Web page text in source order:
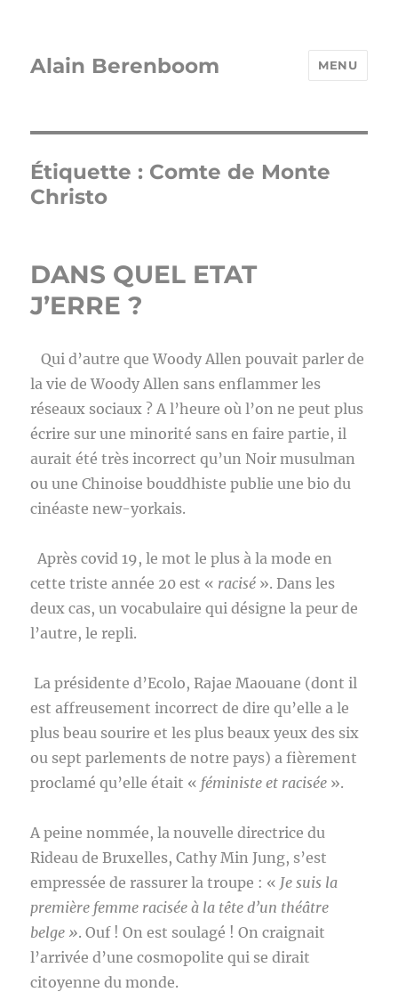
Alain Berenboom MENU
Étiquette : Comte de Monte
Christo
DANS QUEL ETAT
J’ERRE ?
Qui d’autre que Woody Allen pouvait parler de
la vie de Woody Allen sans enflammer les
réseaux sociaux ? A l’heure où l’on ne peut plus
écrire sur une minorité sans en faire partie, il
aurait été très incorrect qu’un Noir musulman
ou une Chinoise bouddhiste publie une bio du
cinéaste new-yorkais.
Après covid 19, le mot le plus à la mode en
cette triste année 20 est « racisé ». Dans les
deux cas, un vocabulaire qui désigne la peur de
l’autre, le repli.
La présidente d’Ecolo, Rajae Maouane (dont il
est affreusement incorrect de dire qu’elle a le
plus beau sourire et les plus beaux yeux des six
ou sept parlements de notre pays) a fièrement
proclamé qu’elle était « féministe et racisée ».
A peine nommée, la nouvelle directrice du
Rideau de Bruxelles, Cathy Min Jung, s’est
empressée de rassurer la troupe : « Je suis la
première femme racisée à la tête d’un théâtre
belge ». Ouf ! On est soulagé ! On craignait
l’arrivée d’une cosmopolite qui se dirait
citoyenne du monde.